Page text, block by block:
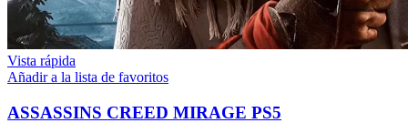
Vista rápida
Añadir a la lista de favoritos
ASSASSINS CREED MIRAGE PS5